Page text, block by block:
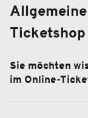
Ticketshop
Sie möchten
im Online-